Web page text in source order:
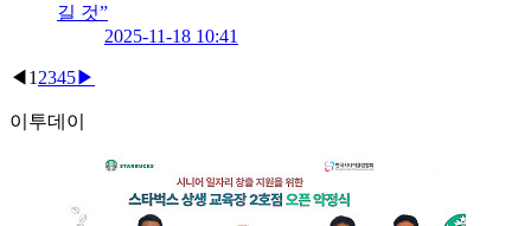
길 것”
2025-11-18 10:41
◀ 1 2345▶
이투데이